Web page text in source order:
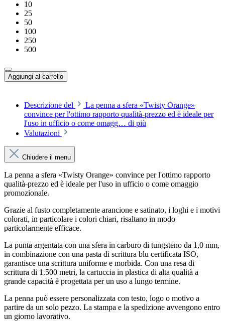
10
25
50
100
250
500
Aggiungi al carrello
Descrizione del
La penna a sfera «Twisty Orange»
convince per l'ottimo rapporto qualità-prezzo ed è ideale per
l'uso in ufficio o come omagg… di più
Valutazioni
Chiudere il menu
La penna a sfera «Twisty Orange» convince per l'ottimo rapporto
qualità-prezzo ed è ideale per l'uso in ufficio o come omaggio
promozionale.
Grazie al fusto completamente arancione e satinato, i loghi e i motivi
colorati, in particolare i colori chiari, risaltano in modo
particolarmente efficace.
La punta argentata con una sfera in carburo di tungsteno da 1,0 mm,
in combinazione con una pasta di scrittura blu certificata ISO,
garantisce una scrittura uniforme e morbida. Con una resa di
scrittura di 1.500 metri, la cartuccia in plastica di alta qualità a
grande capacità è progettata per un uso a lungo termine.
La penna può essere personalizzata con testo, logo o motivo a
partire da un solo pezzo. La stampa e la spedizione avvengono entro
un giorno lavorativo.